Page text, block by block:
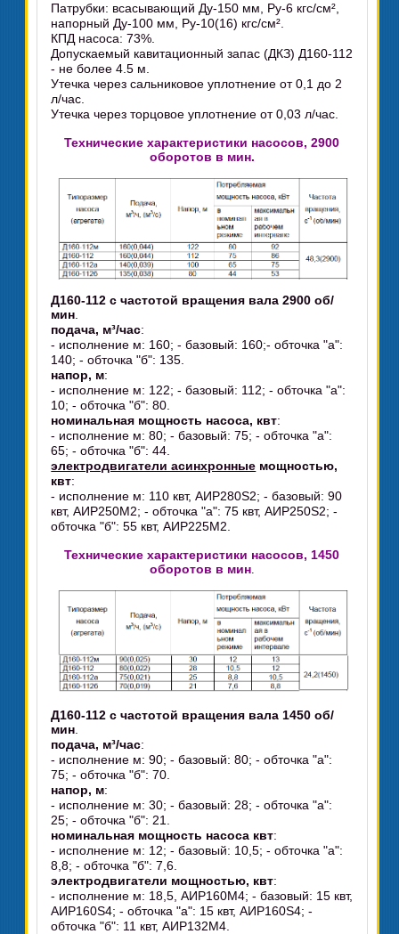
Патрубки: всасывающий Ду-150 мм, Ру-6 кгс/см²,
напорный Ду-100 мм, Ру-10(16) кгс/см².
КПД насоса: 73%.
Допускаемый кавитационный запас (ДКЗ) Д160-112
- не более 4.5 м.
Утечка через сальниковое уплотнение от 0,1 до 2
л/час.
Утечка через торцовое уплотнение от 0,03 л/час.
Технические характеристики насосов, 2900
оборотов в мин.
Д160-112 c частотой вращения вала 2900 об/
мин
подача, м³/час:
- исполнение м: 160; - базовый: 160;- обточка "а":
140; - обточка "б": 135.
напор, м:
- исполнение м: 122; - базовый: 112; - обточка "а":
10; - обточка "б": 80.
номинальная мощность насоса, квт:
- исполнение м: 80; - базовый: 75; - обточка "а":
65; - обточка "б": 44.
электродвигатели асинхронные мощностью,
квт:
- исполнение м: 110 квт, АИР280S2; - базовый: 90
квт, АИР250М2; - обточка "а": 75 квт, АИР250S2; -
обточка "б": 55 квт, АИР225М2.
Технические характеристики насосов, 1450
оборотов в мин.
Д160-112 c частотой вращения вала 1450 об/
мин
подача, м³/час:
- исполнение м: 90; - базовый: 80; - обточка "а":
75; - обточка "б": 70.
напор, м:
- исполнение м: 30; - базовый: 28; - обточка "а":
25; - обточка "б": 21.
номинальная мощность насоса квт:
- исполнение м: 12; - базовый: 10,5; - обточка "а":
8,8; - обточка "б": 7,6.
электродвигатели мощностью, квт:
- исполнение м: 18,5, АИР160М4; - базовый: 15 квт,
АИР160S4; - обточка "а": 15 квт, АИР160S4; -
обточка "б": 11 квт, АИР132М4.